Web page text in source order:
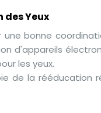
des Yeux
une bonne
d'appareils
les yeux.
de la rééducation